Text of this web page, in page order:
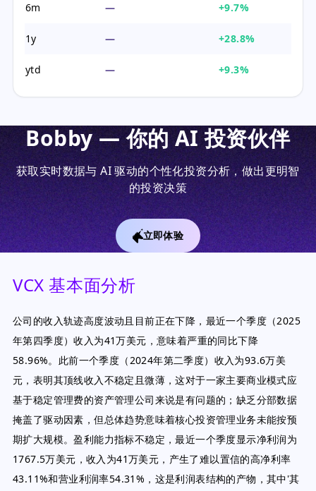
6m — +9.7%
1y — +28.8%
ytd — +9.3%
Bobby — 你的 AI 投资伙伴
获取实时数据与 AI 驱动的个性化投资分析，做出更明智
的投资决策
立即体验
VCX 基本面分析
公司的收入轨迹高度波动且目前正在下降，最近一个季度（2025
年第四季度）收入为41万美元，意味着严重的同比下降
58.96%。此前一个季度（2024年第二季度）收入为93.6万美
元，表明其顶线收入不稳定且微薄，这对于一家主要商业模式应
基于稳定管理费的资产管理公司来说是有问题的；缺乏分部数据
掩盖了驱动因素，但总体趋势意味着核心投资管理业务未能按预
期扩大规模。盈利能力指标不稳定，最近一个季度显示净利润为
1767.5万美元，收入为41万美元，产生了难以置信的高净利率
43.11%和营业利润率54.31%，这是利润表结构的产物，其中'其